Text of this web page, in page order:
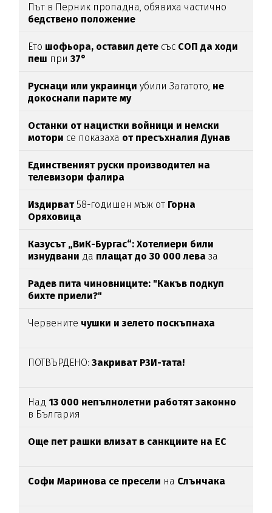
Път в Перник пропадна, обявиха частично
бедствено положение
Ето шофьора, оставил дете със СОП да ходи
пеш при37°
Руснаци или украинци убили Загатото, не
докоснали парите му
Останки от нацистки войници и немски
мотори се показаха от пресъхналия Дунав
Единственият руски производител на
телевизори фалира
Издирват58-годишен мъж от Горна
Оряховица
Казусът „ВиК-Бургас“: Хотелиери били
изнудвани да плащат до 30 000 лева за
Радев пита чиновниците: "Какъв подкуп
бихте приели?"
Червените чушки и зелето поскъпнаха
ПОТВЪРДЕНО:Закриват РЗИ-тата!
Над13 000 непълнолетни работят законно
в България
Oще пет рашки влизат в санкциите на ЕС
Софи Маринова се пресели на Слънчака